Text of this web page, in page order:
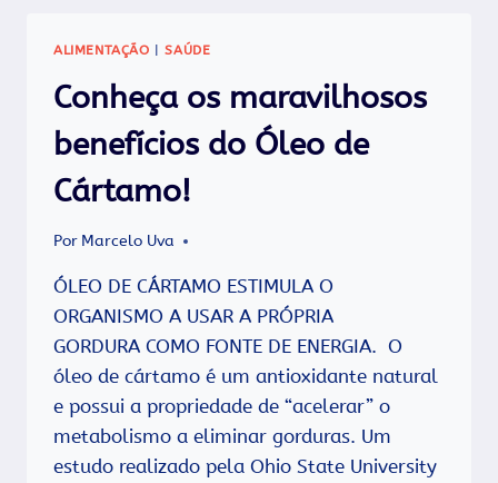
ALIMENTAÇÃO |SAÚDE
Conheça os maravilhosos
benefícios do Óleo de
Cártamo!
Por Marcelo Uva
ÓLEO DE CÁRTAMO ESTIMULA O
ORGANISMO A USAR A PRÓPRIA
GORDURA COMO FONTE DE ENERGIA. O
óleo de cártamo é um antioxidante natural
e possui a propriedade de “acelerar” o
metabolismo a eliminar gorduras. Um
estudo realizado pela Ohio State University